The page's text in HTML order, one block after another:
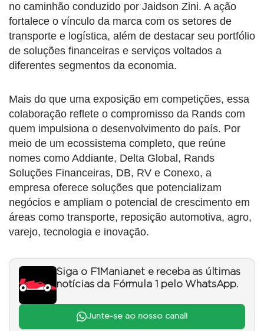
no caminhão conduzido por Jaidson Zini. A ação
fortalece o vínculo da marca com os setores de
transporte e logística, além de destacar seu portfólio
de soluções financeiras e serviços voltados a
diferentes segmentos da economia.
Mais do que uma exposição em competições, essa
colaboração reflete o compromisso da Rands com
quem impulsiona o desenvolvimento do país. Por
meio de um ecossistema completo, que reúne
nomes como Addiante, Delta Global, Rands
Soluções Financeiras, DB, RV e Conexo, a
empresa oferece soluções que potencializam
negócios e ampliam o potencial de crescimento em
áreas como transporte, reposição automotiva, agro,
varejo, tecnologia e inovação.
Siga o F1Mania.net e receba as últimas
notícias da Fórmula 1 pelo WhatsApp.
Junte-se ao nosso canal!